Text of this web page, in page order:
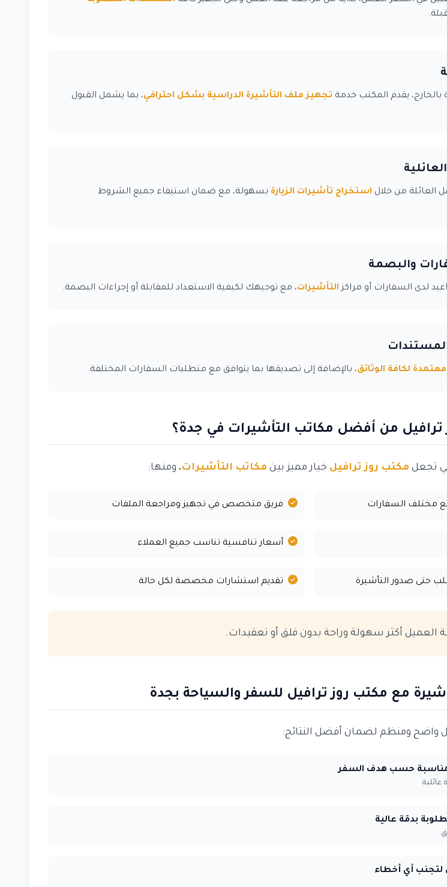
بالخارج، يقدم المكتب خدمة تجهيز ملف التأشيرة الدراسية بشكل احترافي، بما يشمل القبول
من خلال استخراج تأشيرات الزيارة بسهولة، مع ضمان استيفاء جميع الشروط
والبصمة
لدى السفارات أو مراكزالتأشيرات، مع توجيهك لكيفية الاستعداد للمقابلة أو إجراءات البصمة.
لكافة الوثائق، بالإضافة إلى تصديقها بما يتوافق مع متطلبات السفارات المختلفة.
ترافيل من أفضل مكاتب التأشيرات في جدة؟
تجعل مكتب روز ترافيل خيار مميز بين مكاتب التأشيرات، ومنها:
مختلف السفارات فريق متخصص في تجهيز ومراجعة الملفات
أسعار تنافسية تناسب جميع العملاء
حتى صدور التأشيرة تقديم استشارات مخصصة لكل حالة
العميل أكثر سهولة وراحة بدون قلق أو تعقيدات.
مع مكتب روز ترافيل للسفر والسياحة بجدة
واضح ومنظم لضمان أفضل النتائج:
حسب هدف السفر
عائلية
بدقة عالية
لتجنب أي أخطاء